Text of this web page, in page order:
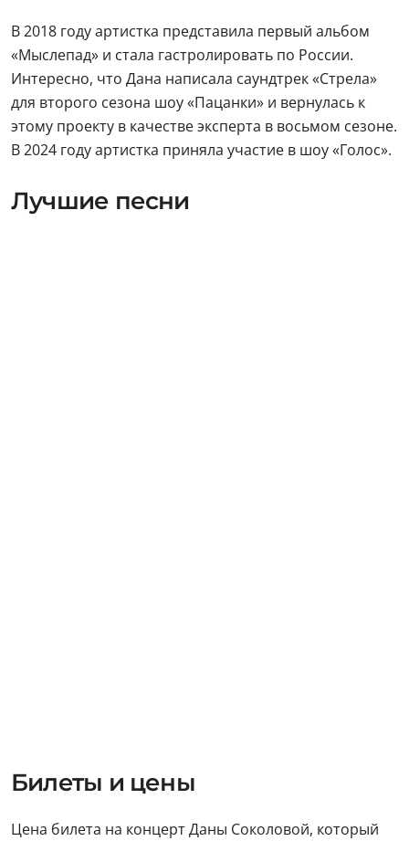
В 2018 году артистка представила первый альбом
«Мыслепад» и стала гастролировать по России.
Интересно, что Дана написала саундтрек «Стрела»
для второго сезона шоу «Пацанки» и вернулась к
этому проекту в качестве эксперта в восьмом сезоне.
В 2024 году артистка приняла участие в шоу «Голос».
Лучшие песни
Билеты и цены
Цена билета на концерт Даны Соколовой, который